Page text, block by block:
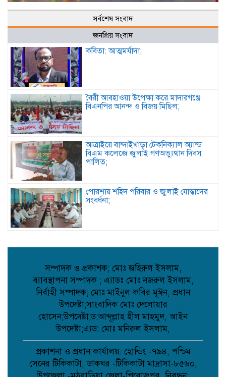
সর্বশেষ সংবাদ
জনপ্রিয় সংবাদ
কবিতা: আত্মমর্যাদা;
বৈরী আবহাওয়া উপেক্ষা করে মাদারগঞ্জে
বিএনপির আনন্দ ও বিজয় মিছিল;
আত্রাইয়ে বান্দাইখাড়া টেকনিক্যাল অ্যান্ড
বিএম কলেজে জুলাই গণঅভ্যুত্থান দিবস
পালিত;
পোরশায় শহিদ পরিবার ও জুলাই যোদ্ধাদের
সংবর্ধনা;
স্মৃতিচারণ জুলাই যোদ্ধাদের সংবর্ধনা ও
ডাসারে কাঠের ফার্নিচারে কাজ করতে গিয়ে
বিস্ফোরণে শিশুর মৃত্যু;
সেবা’র নতুন উপদেষ্টা মনোনীত হলেন
মালয়েশিয়া প্রবাসী ব্যবসায়ী এম আলী
হোসেন;
সম্পাদক ও প্রকাশক; মোঃ জহিরুল ইসলাম,
ব্যাবস্থাপনা সম্পাদক ; এ্যাডঃ মোঃ নজরুল ইসলাম,
নির্বাহী সম্পাদক; মোঃ মাইনুল কবির মূঈন, প্রধান
উপদেষ্টা;সাংবাদিক মোঃ দেলোয়ার
হোসেন;উপদেষ্টা;ড:আব্দূল্লাহ হীল মাহমুদ, আইন
উপদেষ্টা;এ্যড: মোঃ মনিরুল ইসলাম,
প্রকাশনা ও প্রধান কার্যালয়: হোল্ডিং -৭৯৪, পশ্চিম
সেনের টিকিকাটা, ডাকঘর -টিকিকাটা মাদ্রাসা-৮৫৬০,